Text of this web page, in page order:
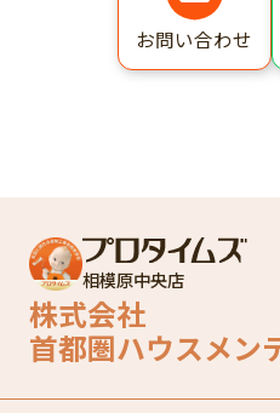
お問い合わせ
相模原中央店
株式会社
首都圏ハウスメン